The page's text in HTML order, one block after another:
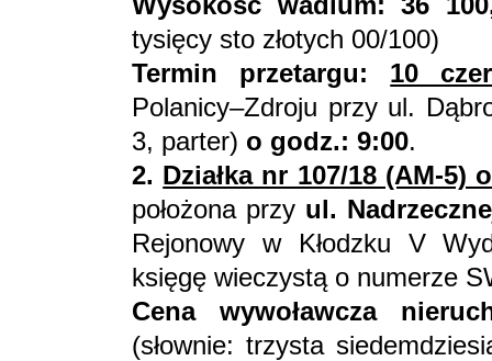
tysięcy sto złotych 00/100)
Termin przetargu: 10
Polanicy–Zdroju przy ul.
3, parter) o godz.: 9:00.
2. Działka nr 107/18 (AM-5)
położona przy ul.
Rejonowy w Kłodzku V
księgę wieczystą o numerze
Cena wywoławcza
(słownie: trzysta